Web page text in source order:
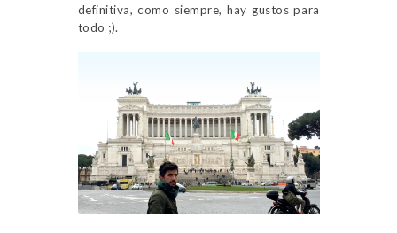
definitiva, como siempre, hay gustos para
todo ;).